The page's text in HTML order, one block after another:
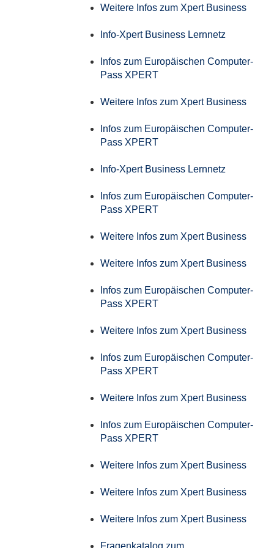
Weitere Infos zum Xpert Business
Info-Xpert Business Lernnetz
Infos zum Europäischen Computer-
Pass XPERT
Weitere Infos zum Xpert Business
Infos zum Europäischen Computer-
Pass XPERT
Info-Xpert Business Lernnetz
Infos zum Europäischen Computer-
Pass XPERT
Weitere Infos zum Xpert Business
Weitere Infos zum Xpert Business
Infos zum Europäischen Computer-
Pass XPERT
Weitere Infos zum Xpert Business
Infos zum Europäischen Computer-
Pass XPERT
Weitere Infos zum Xpert Business
Infos zum Europäischen Computer-
Pass XPERT
Weitere Infos zum Xpert Business
Weitere Infos zum Xpert Business
Weitere Infos zum Xpert Business
Fragenkatalog zum